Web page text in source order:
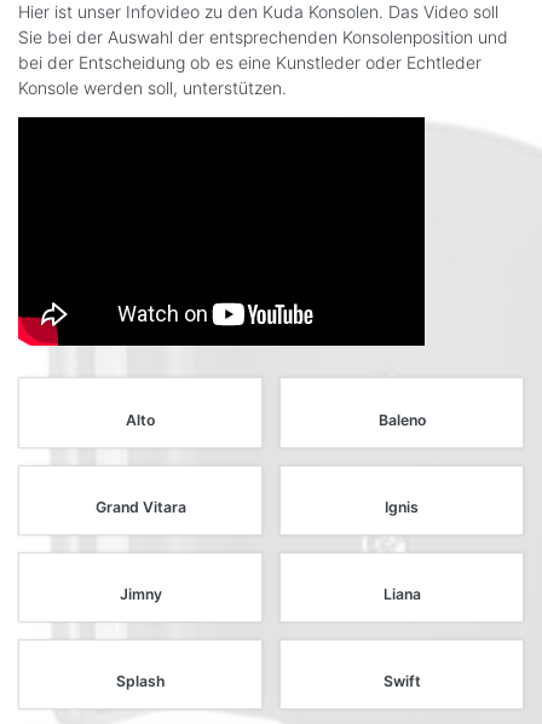
Hier ist unser Infovideo zu den Kuda Konsolen. Das Video soll
Sie bei der Auswahl der entsprechenden Konsolenposition und
bei der Entscheidung ob es eine Kunstleder oder Echtleder
Konsole werden soll, unterstützen.
Alto Baleno
Grand Vitara Ignis
Jimny Liana
Splash Swift